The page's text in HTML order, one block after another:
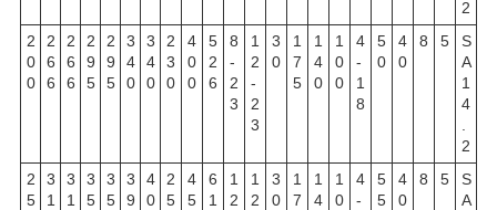
2
2
0
0
2
6
6
2
6
6
2
9
5
2
9
5
3
4
0
3
4
0
2
3
0
4
0
0
5
2
6
8
-
2
3
1
2
-
2
3
3
0
1
7
5
1
4
0
1
0
0
4
-
1
8
5
0
4
0
8 5
S
A
1
4
2
2
5
3
1
3
1
3
5
3
5
3
9
4
0
2
5
4
5
6
1
1
2
1
2
3
0
1
7
1
4
1
0
4
-
5
5
4
0
8 5
S
A